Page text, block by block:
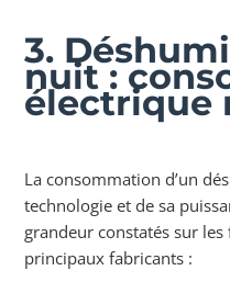
3.
nuit :
électrique
La consommation d’un
technologie et de sa
grandeur constatés sur
principaux fabricants :